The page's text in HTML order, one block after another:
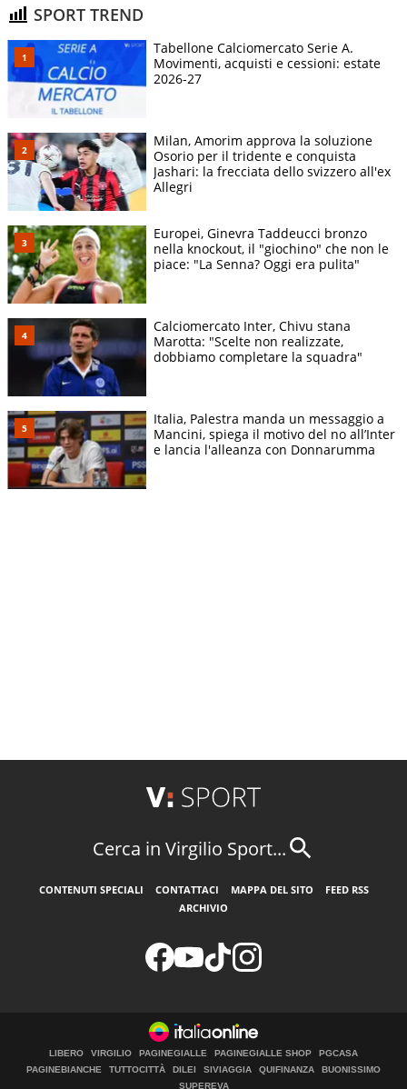
SPORT TREND
Tabellone Calciomercato Serie A.
Movimenti, acquisti e cessioni: estate
2026-27
Milan, Amorim approva la soluzione
Osorio per il tridente e conquista
Jashari: la frecciata dello svizzero all'ex
Allegri
Europei, Ginevra Taddeucci bronzo
nella knockout, il "giochino" che non le
piace: "La Senna? Oggi era pulita"
Calciomercato Inter, Chivu stana
Marotta: "Scelte non realizzate,
dobbiamo completare la squadra"
Italia, Palestra manda un messaggio a
Mancini, spiega il motivo del no all’Inter
e lancia l'alleanza con Donnarumma
Cerca in Virgilio Sport...
CONTENUTI SPECIALI CONTATTACI MAPPA DEL SITO
FEED RSS
ARCHIVIO
LIBERO VIRGILIO PAGINEGIALLE PAGINEGIALLE SHOP
PGCASA
PAGINEBIANCHE
TUTTOCITTÀ DILEI SIVIAGGIA QUIFINANZA
BUONISSIMO
SUPEREVA